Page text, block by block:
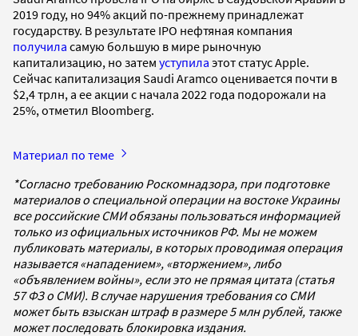
2019 году, но 94% акций по-прежнему принадлежат
государству. В результате IPO нефтяная компания
получила самую большую в мире рыночную
капитализацию, но затем уступила этот статус Apple.
Сейчас капитализация Saudi Aramco оценивается почти в
$2,4 трлн, а ее акции с начала 2022 года подорожали на
25%, отметил Bloomberg.
Материал по теме
*Согласно требованию Роскомнадзора, при подготовке
материалов о специальной операции на востоке Украины
все российские СМИ обязаны пользоваться информацией
только из официальных источников РФ. Мы не можем
публиковать материалы, в которых проводимая операция
называется «нападением», «вторжением», либо
«объявлением войны», если это не прямая цитата (статья
57 ФЗ о СМИ). В случае нарушения требования со СМИ
может быть взыскан штраф в размере 5 млн рублей, также
может последовать блокировка издания.